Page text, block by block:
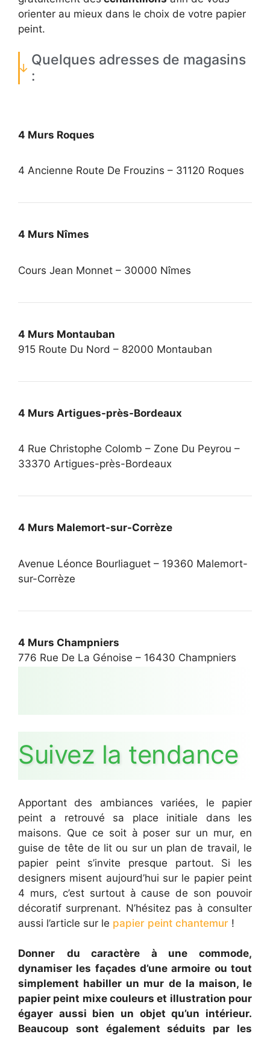
orienter au mieux dans le choix de votre papier
peint.
Quelques adresses de magasins
:
4 Murs Roques
4 Ancienne Route De Frouzins – 31120 Roques
4 Murs Nîmes
Cours Jean Monnet – 30000 Nîmes
4 Murs Montauban
915 Route Du Nord – 82000 Montauban
4 Murs Artigues-près-Bordeaux
4 Rue Christophe Colomb – Zone Du Peyrou –
33370 Artigues-près-Bordeaux
4 Murs Malemort-sur-Corrèze
Avenue Léonce Bourliaguet – 19360 Malemort-
sur-Corrèze
4 Murs Champniers
776 Rue De La Génoise – 16430 Champniers
Suivez la tendance
Apportant des ambiances variées, le papier
peint a retrouvé sa place initiale dans les
maisons. Que ce soit à poser sur un mur, en
guise de tête de lit ou sur un plan de travail, le
papier peint s’invite presque partout. Si les
designers misent aujourd’hui sur le papier peint
4 murs, c’est surtout à cause de son pouvoir
décoratif surprenant. N’hésitez pas à consulter
aussi l’article sur le papier peint chantemur !
Donner
du caractère à une commode,
dynamiser les façades d’une armoire ou tout
simplement habiller un mur de la maison, le
papier peint mixe couleurs et illustration pour
égayer aussi bien un objet qu’un intérieur.
Beaucoup sont également séduits par les